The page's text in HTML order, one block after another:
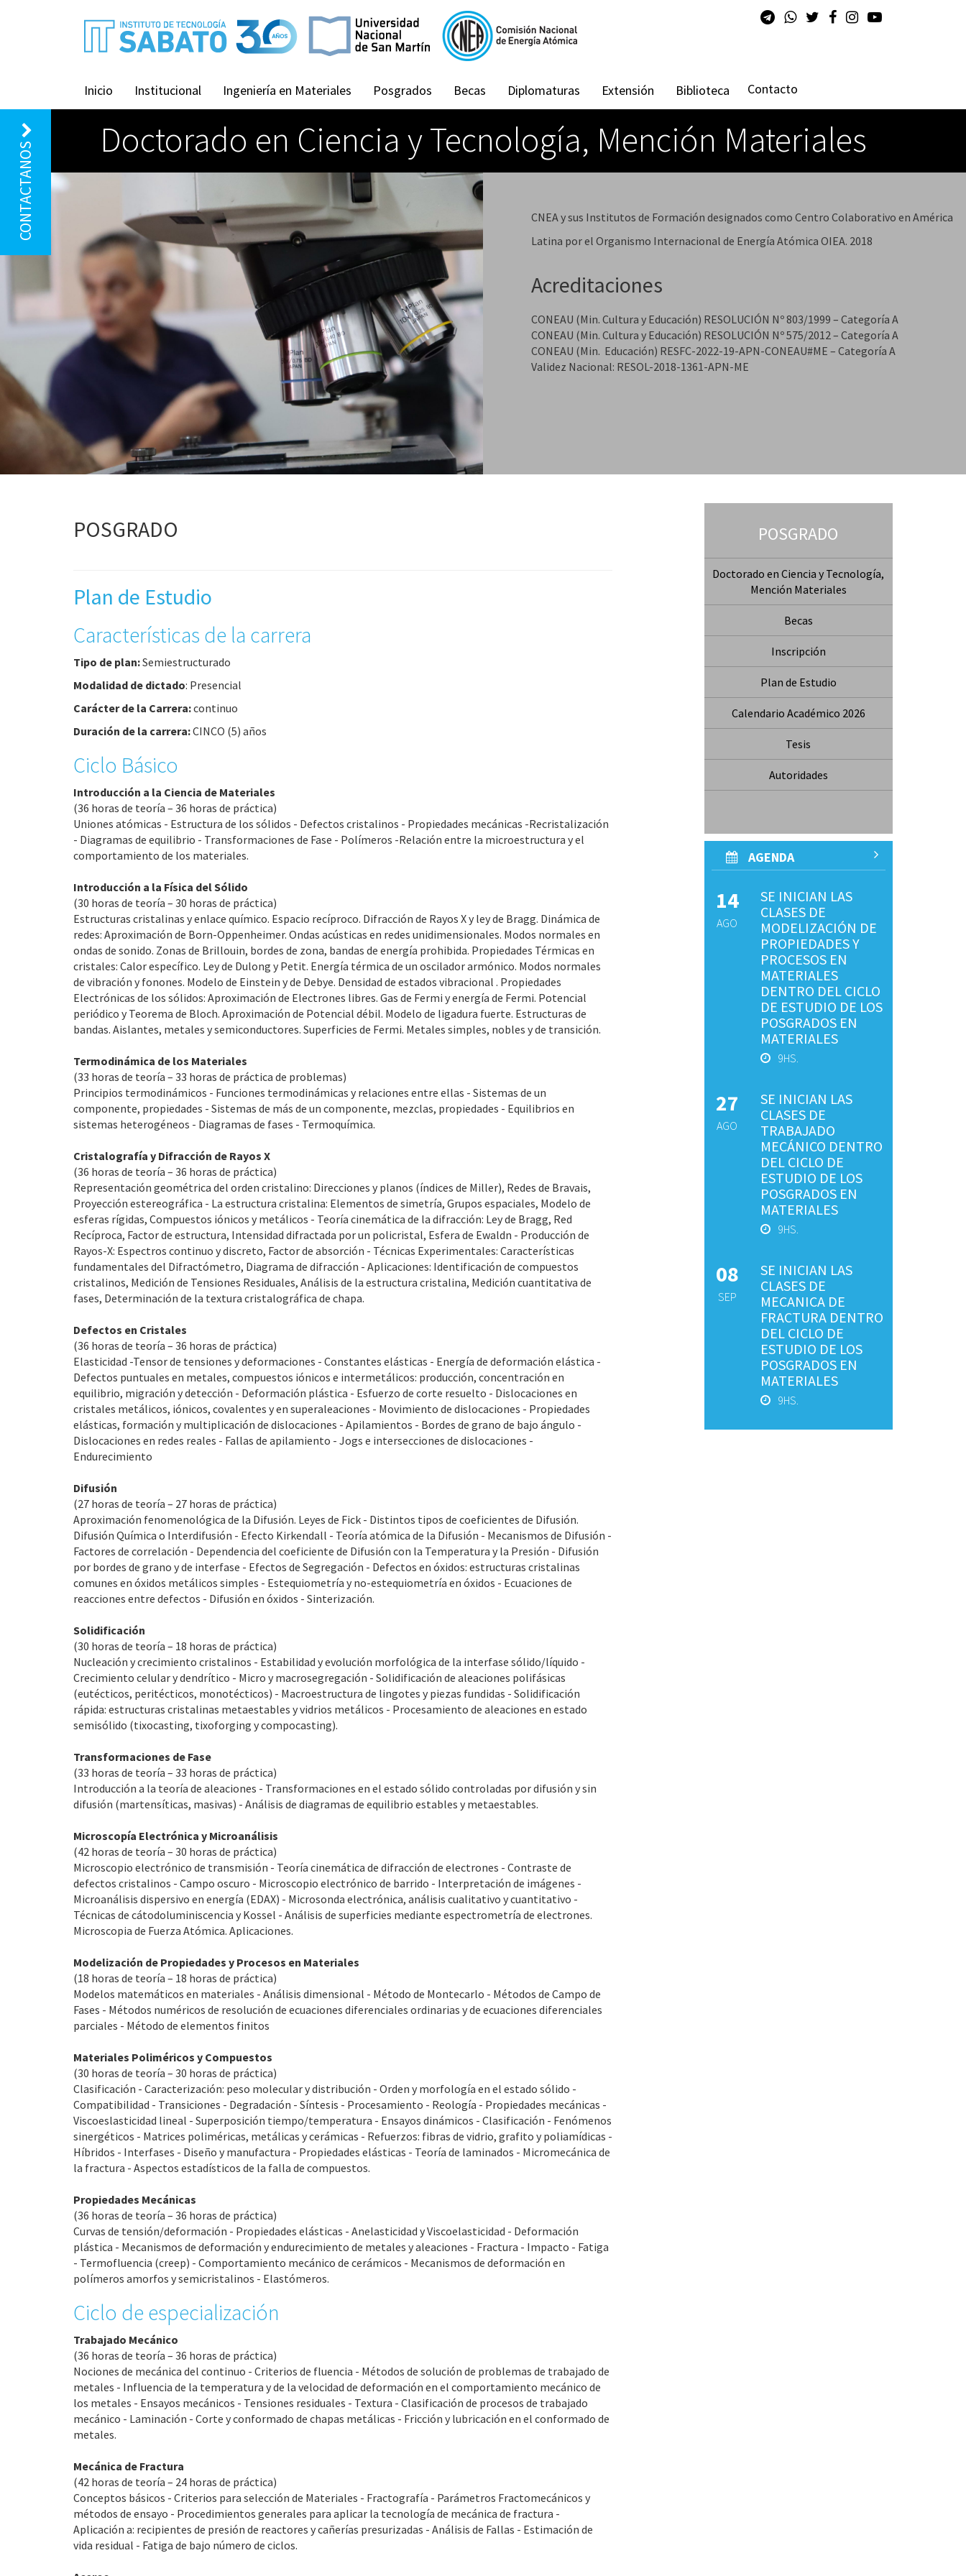
Inicio Institucional Ingeniería en Materiales Posgrados Becas Diplomaturas Extensión Biblioteca Contacto
CONTACTANOS Doctorado en Ciencia y Tecnología, Mención Materiales
CNEA y sus Institutos de Formación designados como Centro Colaborativo en América
Latina por el Organismo Internacional de Energía Atómica OIEA. 2018
Acreditaciones
CONEAU (Min. Cultura y Educación) RESOLUCIÓN Nº 803/1999 – Categoría A
CONEAU (Min. Cultura y Educación) RESOLUCIÓN Nº 575/2012 – Categoría A
CONEAU (Min. Educación) RESFC-2022-19-APN-CONEAU#ME – Categoría A
Validez Nacional: RESOL-2018-1361-APN-ME
POSGRADO
Plan de Estudio
Características de la carrera
Tipo de plan:Semiestructurado
Modalidad de dictado: Presencial
Carácter de la Carrera:continuo
Duración de la carrera:CINCO (5) años
Ciclo Básico
Introducción a la Ciencia de Materiales
(36 horas de teoría – 36 horas de práctica)
Uniones atómicas - Estructura de los sólidos - Defectos cristalinos - Propiedades mecánicas -Recristalización
- Diagramas de equilibrio - Transformaciones de Fase - Polímeros -Relación entre la microestructura y el
comportamiento de los materiales.
Introducción a la Física del Sólido
(30 horas de teoría – 30 horas de práctica)
Estructuras cristalinas y enlace químico. Espacio recíproco. Difracción de Rayos X y ley de Bragg. Dinámica de
redes: Aproximación de Born-Oppenheimer. Ondas acústicas en redes unidimensionales. Modos normales en
ondas de sonido. Zonas de Brillouin, bordes de zona, bandas de energía prohibida. Propiedades Térmicas en
cristales: Calor específico. Ley de Dulong y Petit. Energía térmica de un oscilador armónico. Modos normales
de vibración y fonones. Modelo de Einstein y de Debye. Densidad de estados vibracional . Propiedades
Electrónicas de los sólidos: Aproximación de Electrones libres. Gas de Fermi y energía de Fermi. Potencial
periódico y Teorema de Bloch. Aproximación de Potencial débil. Modelo de ligadura fuerte. Estructuras de
bandas. Aislantes, metales y semiconductores. Superficies de Fermi. Metales simples, nobles y de transición.
Termodinámica de los Materiales
(33 horas de teoría – 33 horas de práctica de problemas)
Principios termodinámicos - Funciones termodinámicas y relaciones entre ellas - Sistemas de un
componente, propiedades - Sistemas de más de un componente, mezclas, propiedades - Equilibrios en
sistemas heterogéneos - Diagramas de fases - Termoquímica.
Cristalografía y Difracción de Rayos X
(36 horas de teoría – 36 horas de práctica)
Representación geométrica del orden cristalino: Direcciones y planos (índices de Miller), Redes de Bravais,
Proyección estereográfica - La estructura cristalina: Elementos de simetría, Grupos espaciales, Modelo de
esferas rígidas, Compuestos iónicos y metálicos - Teoría cinemática de la difracción: Ley de Bragg, Red
Recíproca, Factor de estructura, Intensidad difractada por un policristal, Esfera de Ewaldn - Producción de
Rayos-X: Espectros continuo y discreto, Factor de absorción - Técnicas Experimentales: Características
fundamentales del Difractómetro, Diagrama de difracción - Aplicaciones: Identificación de compuestos
cristalinos, Medición de Tensiones Residuales, Análisis de la estructura cristalina, Medición cuantitativa de
fases, Determinación de la textura cristalográfica de chapa.
Defectos en Cristales
(36 horas de teoría – 36 horas de práctica)
Elasticidad -Tensor de tensiones y deformaciones - Constantes elásticas - Energía de deformación elástica -
Defectos puntuales en metales, compuestos iónicos e intermetálicos: producción, concentración en
equilibrio, migración y detección - Deformación plástica - Esfuerzo de corte resuelto - Dislocaciones en
cristales metálicos, iónicos, covalentes y en superaleaciones - Movimiento de dislocaciones - Propiedades
elásticas, formación y multiplicación de dislocaciones - Apilamientos - Bordes de grano de bajo ángulo -
Dislocaciones en redes reales - Fallas de apilamiento - Jogs e intersecciones de dislocaciones -
Endurecimiento
Difusión
(27 horas de teoría – 27 horas de práctica)
Aproximación fenomenológica de la Difusión. Leyes de Fick - Distintos tipos de coeficientes de Difusión.
Difusión Química o Interdifusión - Efecto Kirkendall - Teoría atómica de la Difusión - Mecanismos de Difusión -
Factores de correlación - Dependencia del coeficiente de Difusión con la Temperatura y la Presión - Difusión
por bordes de grano y de interfase - Efectos de Segregación - Defectos en óxidos: estructuras cristalinas
comunes en óxidos metálicos simples - Estequiometría y no-estequiometría en óxidos - Ecuaciones de
reacciones entre defectos - Difusión en óxidos - Sinterización.
Solidificación
(30 horas de teoría – 18 horas de práctica)
Nucleación y crecimiento cristalinos - Estabilidad y evolución morfológica de la interfase sólido/líquido -
Crecimiento celular y dendrítico - Micro y macrosegregación - Solidificación de aleaciones polifásicas
(eutécticos, peritécticos, monotécticos) - Macroestructura de lingotes y piezas fundidas - Solidificación
rápida: estructuras cristalinas metaestables y vidrios metálicos - Procesamiento de aleaciones en estado
semisólido (tixocasting, tixoforging y compocasting).
Transformaciones de Fase
(33 horas de teoría – 33 horas de práctica)
Introducción a la teoría de aleaciones - Transformaciones en el estado sólido controladas por difusión y sin
difusión (martensíticas, masivas) - Análisis de diagramas de equilibrio estables y metaestables.
Microscopía Electrónica y Microanálisis
(42 horas de teoría – 30 horas de práctica)
Microscopio electrónico de transmisión - Teoría cinemática de difracción de electrones - Contraste de
defectos cristalinos - Campo oscuro - Microscopio electrónico de barrido - Interpretación de imágenes -
Microanálisis dispersivo en energía (EDAX) - Microsonda electrónica, análisis cualitativo y cuantitativo -
Técnicas de cátodoluminiscencia y Kossel - Análisis de superficies mediante espectrometría de electrones.
Microscopia de Fuerza Atómica. Aplicaciones.
Modelización de Propiedades y Procesos en Materiales
(18 horas de teoría – 18 horas de práctica)
Modelos matemáticos en materiales - Análisis dimensional - Método de Montecarlo - Métodos de Campo de
Fases - Métodos numéricos de resolución de ecuaciones diferenciales ordinarias y de ecuaciones diferenciales
parciales - Método de elementos finitos
Materiales Poliméricos y Compuestos
(30 horas de teoría – 30 horas de práctica)
Clasificación - Caracterización: peso molecular y distribución - Orden y morfología en el estado sólido -
Compatibilidad - Transiciones - Degradación - Síntesis - Procesamiento - Reología - Propiedades mecánicas -
Viscoeslasticidad lineal - Superposición tiempo/temperatura - Ensayos dinámicos - Clasificación - Fenómenos
sinergéticos - Matrices poliméricas, metálicas y cerámicas - Refuerzos: fibras de vidrio, grafito y poliamídicas -
Híbridos - Interfases - Diseño y manufactura - Propiedades elásticas - Teoría de laminados - Micromecánica de
la fractura - Aspectos estadísticos de la falla de compuestos.
Propiedades Mecánicas
(36 horas de teoría – 36 horas de práctica)
Curvas de tensión/deformación - Propiedades elásticas - Anelasticidad y Viscoelasticidad - Deformación
plástica - Mecanismos de deformación y endurecimiento de metales y aleaciones - Fractura - Impacto - Fatiga
- Termofluencia (creep) - Comportamiento mecánico de cerámicos - Mecanismos de deformación en
polímeros amorfos y semicristalinos - Elastómeros.
Ciclo de especialización
Trabajado Mecánico
(36 horas de teoría – 36 horas de práctica)
Nociones de mecánica del continuo - Criterios de fluencia - Métodos de solución de problemas de trabajado de
metales - Influencia de la temperatura y de la velocidad de deformación en el comportamiento mecánico de
los metales - Ensayos mecánicos - Tensiones residuales - Textura - Clasificación de procesos de trabajado
mecánico - Laminación - Corte y conformado de chapas metálicas - Fricción y lubricación en el conformado de
metales.
Mecánica de Fractura
(42 horas de teoría – 24 horas de práctica)
Conceptos básicos - Criterios para selección de Materiales - Fractografía - Parámetros Fractomecánicos y
métodos de ensayo - Procedimientos generales para aplicar la tecnología de mecánica de fractura -
Aplicación a: recipientes de presión de reactores y cañerías presurizadas - Análisis de Fallas - Estimación de
vida residual - Fatiga de bajo número de ciclos.
POSGRADO
Doctorado en Ciencia y Tecnología,
Mención Materiales
Becas
Inscripción
Plan de Estudio
Calendario Académico 2026
Tesis
Autoridades
AGENDA
14
AGO
SE INICIAN LAS
CLASES DE
MODELIZACIÓN DE
PROPIEDADES Y
PROCESOS EN
MATERIALES
DENTRO DEL CICLO
DE ESTUDIO DE LOS
POSGRADOS EN
MATERIALES
9HS.
27
AGO
SE INICIAN LAS
CLASES DE
TRABAJADO
MECÁNICO DENTRO
DEL CICLO DE
ESTUDIO DE LOS
POSGRADOS EN
MATERIALES
9HS.
08
SEP
SE INICIAN LAS
CLASES DE
MECANICA DE
FRACTURA DENTRO
DEL CICLO DE
ESTUDIO DE LOS
POSGRADOS EN
MATERIALES
9HS.